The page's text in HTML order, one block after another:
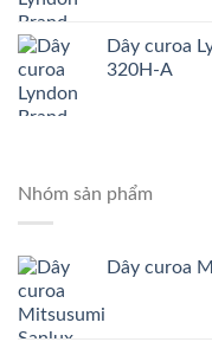
Dây curoa
320H-A
Nhóm sản phẩm
Dây curoa